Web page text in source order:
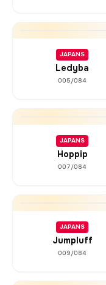
JAPANS
Ledyba
005/084
JAPANS
Hoppip
007/084
JAPANS
Jumpluff
009/084